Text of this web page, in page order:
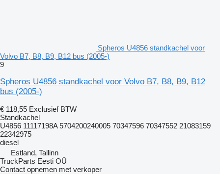
Spheros U4856 standkachel voor
Volvo B7, B8, B9, B12 bus (2005-)
9
Spheros U4856 standkachel voor Volvo B7, B8, B9, B12
bus (2005-)
€ 118,55 Exclusief BTW
Standkachel
U4856 11117198A 5704200240005 70347596 70347552 21083159
22342975
diesel
Estland, Tallinn
TruckParts Eesti OÜ
Contact opnemen met verkoper